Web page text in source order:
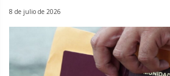
8 de julio de 2026